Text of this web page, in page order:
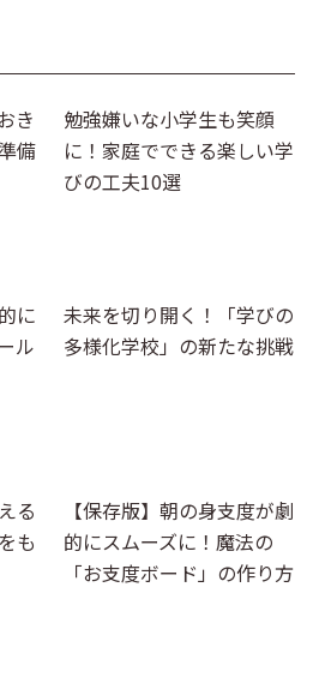
ントを検索する
き
備
勉強嫌いな小学生も笑顔
に！家庭でできる楽しい学
びの工夫10選
に
ル
未来を切り開く！「学びの
多様化学校」の新たな挑戦
る
も
【保存版】朝の身支度が劇
的にスムーズに！魔法の
「お支度ボード」の作り方